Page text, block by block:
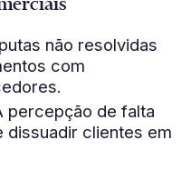
não resolvidas
com
percepção de falta
dissuadir clientes em